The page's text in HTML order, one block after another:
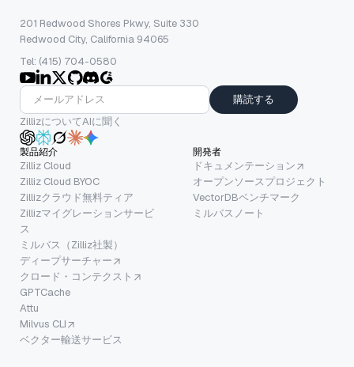
201 Redwood Shores Pkwy, Suite 330
Redwood City, California 94065
Tel: (415) 704-0580
購読する
ZillizについてAIに聞く
製品紹介
Zilliz Cloud
Zilliz Cloud BYOC
Zillizクラウド無料ティア
Zillizマイグレーションサービ
ス
ミルバス（Zilliz社製）
ディープサーチャー
クロード・コンテクスト
GPTCache
Attu
Milvus CLI
ベクター輸送サービス
開発者
ドキュメンテーション
オープンソースプロジェクト
VectorDBベンチマーク
ミルバスノート